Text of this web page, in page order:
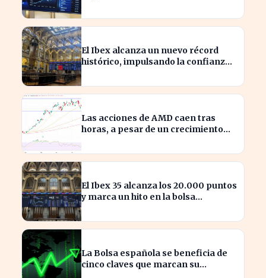
El Ibex alcanza un nuevo récord
histórico, impulsando la confianza
Las acciones de AMD caen tras
horas, a pesar de un crecimiento
El Ibex 35 alcanza los 20.000 puntos
y marca un hito en la bolsa
La Bolsa española se beneficia de
cinco claves que marcan su